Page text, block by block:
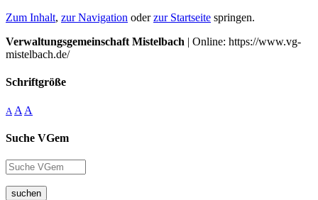
Zum Inhalt, zur Navigation oderzur Startseite springen.
Verwaltungsgemeinschaft Mistelbach | Online: https://www.vg-
mistelbach.de/
Schriftgröße
A A A
Suche VGem
suchen